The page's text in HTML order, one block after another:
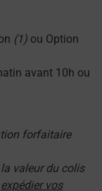
(1) ou Option
avant 10h ou
forfaitaire
valeur du colis
expédier vos